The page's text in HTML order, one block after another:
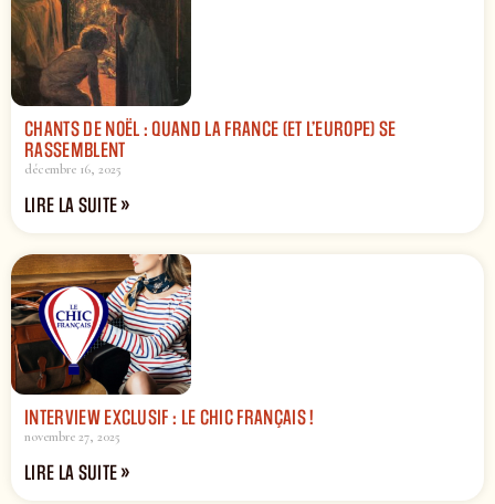
CHANTS DE NOËL : QUAND LA FRANCE (ET L’EUROPE) SE
RASSEMBLENT
décembre 16, 2025
LIRE LA SUITE »
INTERVIEW EXCLUSIF : LE CHIC FRANÇAIS !
novembre 27, 2025
LIRE LA SUITE »